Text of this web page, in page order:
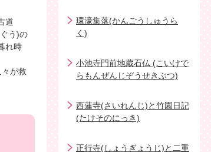
道
う)の
れ時
が救
環濠集落(かんごうしゅうら
く)
小池寺門前地蔵石仏 (こいけで
らもんぜんじぞうせきぶつ)
西蓮寺(さいれんじ)と竹園日記
(たけそのにっき)
正行寺(しょうぎょうじ)と二重